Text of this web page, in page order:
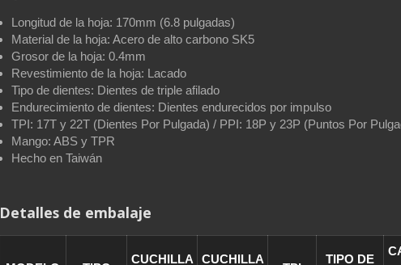
Longitud de la hoja: 170mm (6.8 pulgadas)
Material de la hoja: Acero de alto carbono SK5
Grosor de la hoja: 0.4mm
Revestimiento de la hoja: Lacado
Tipo de dientes: Dientes de triple afilado
Endurecimiento de dientes: Dientes endurecidos por impulso
TPI: 17T y 22T (Dientes Por Pulgada) / PPI: 18P y 23P (Puntos Por
Mango: ABS y TPR
Hecho en Taiwán
Detalles de embalaje
CUCHILLA
CUCHILLA
TIPO DE